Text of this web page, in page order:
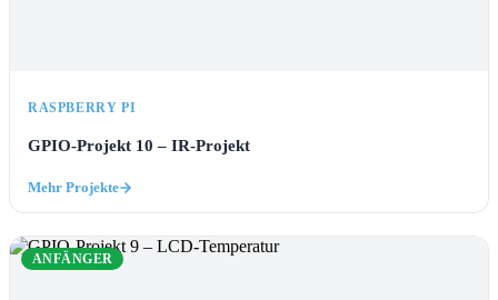
RASPBERRY PI
GPIO-Projekt 10 – IR-Projekt
Mehr Projekte
ANFÄNGER